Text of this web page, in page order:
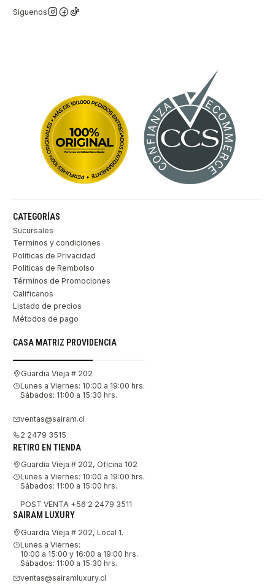
Síguenos
CATEGORÍAS
Sucursales
Terminos y condiciones
Políticas de Privacidad
Políticas de Rembolso
Términos de Promociones
Califícanos
Listado de precios
Métodos de pago
CASA MATRIZ PROVIDENCIA
Guardia Vieja # 202
Lunes a Viernes: 10:00 a 19:00 hrs.
Sábados: 11:00 a 15:30 hrs.
ventas@sairam.cl
2 2479 3515
RETIRO EN TIENDA
Guardia Vieja # 202, Oficina 102
Lunes a Viernes: 10:00 a 19:00 hrs.
Sábados: 11:00 a 15:00 hrs.
POST VENTA +56 2 2479 3511
SAIRAM LUXURY
Guardia Vieja # 202, Local 1.
Lunes a Viernes:
10:00 a 15:00 y 16:00 a 19:00 hrs.
Sábados: 11:00 a 15:30 hrs.
ventas@sairamluxury.cl